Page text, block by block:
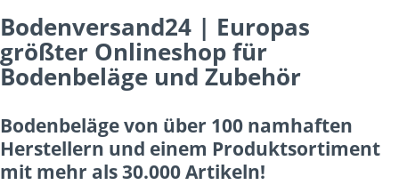
Bodenversand24 | Europas
größter Onlineshop für
Bodenbeläge und Zubehör
Bodenbeläge von über 100 namhaften
Herstellern und einem Produktsortiment
mit mehr als 30.000 Artikeln!